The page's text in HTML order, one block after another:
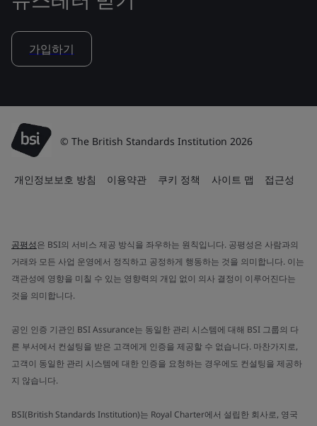
가입하기
© The British Standards Institution 2026
개인정보보호 방침 이용약관 쿠키 정책 사이트 맵 접근성
공평성은 BSI의 서비스 제공 방식을 좌우하는 원칙입니다. 공평성은 사람과의
거래와 모든 사업 운영에서 정직하고 공정하게 행동하는 것을 의미합니다. 이는
객관성에 영향을 미칠 수 있는 영향력의 개입 없이 의사 결정이 이루어진다는
것을 의미합니다.
공인 인증 기관인 BSI Assurance는 동일한 관리 시스템에 대해 BSI 그룹의 다
른 부서에서 컨설팅을 받은 고객에게 인증을 제공할 수 없습니다. 마찬가지로,
고객이 동일한 관리 시스템에 대한 인증을 요청하는 경우에도 컨설팅을 제공하
지 않습니다.
BSI(British Standards Institution)는 Royal Charter에서 설립한 회사로, 영국